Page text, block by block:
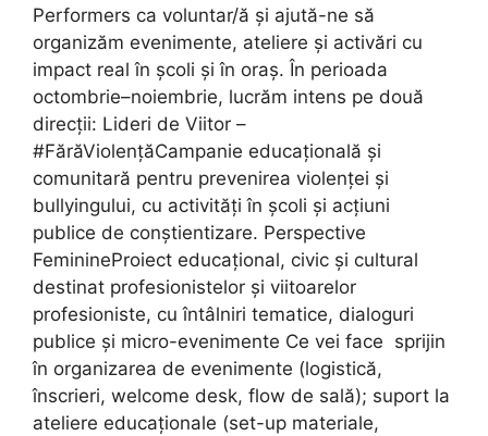
Performers ca voluntar/ă și ajută-ne să
organizăm evenimente, ateliere și activări cu
impact real în școli și în oraș. În perioada
octombrie–noiembrie, lucrăm intens pe două
direcții: Lideri de Viitor –
#FărăViolențăCampanie educațională și
comunitară pentru prevenirea violenței și
bullyingului, cu activități în școli și acțiuni
publice de conștientizare. Perspective
FeminineProiect educațional, civic și cultural
destinat profesionistelor și viitoarelor
profesioniste, cu întâlniri tematice, dialoguri
publice și micro-evenimente Ce vei face sprijin
în organizarea de evenimente (logistică,
înscrieri, welcome desk, flow de sală); suport la
ateliere educaționale (set-up materiale,